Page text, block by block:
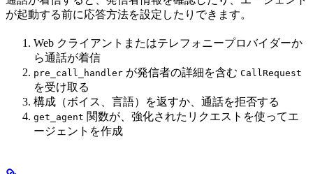
が起動する前に応答方法を設定したりできます。
Web クライアントまたはテレフォニープロバイダーか
ら通話が着信
pre_call_handler が発信者の詳細を含む CallRequest
を受け取る
構成（ボイス、言語）を返すか、通話を拒否する
get_agent 関数が、強化されたリクエストを使ってエ
ージェントを作成